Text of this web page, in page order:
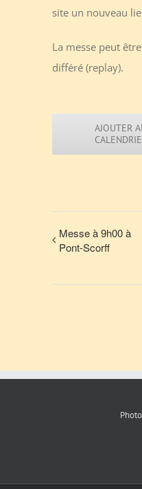
site un nouveau
La messe peut
différé (replay).
AJOUTER
Messe à 9h00 à
Pont-Scorff